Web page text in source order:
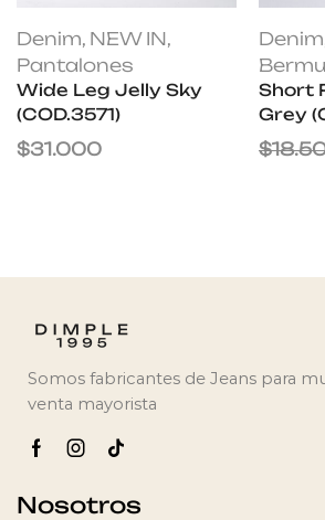
Denim, NEW IN,
Pantalones
Wide Leg Jelly Sky
(COD.3571)
$31.000
Denim
Short
Grey
$
Somos fabricantes de Jeans para
venta mayorista
Nosotros